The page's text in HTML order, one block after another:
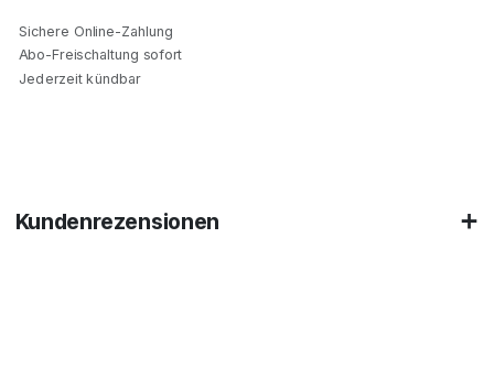
Sichere Online-Zahlung
Abo-Freischaltung sofort
Jederzeit kündbar
Kundenrezensionen